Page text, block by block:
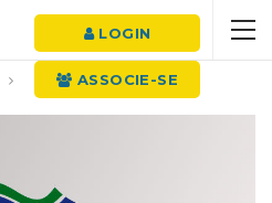
LOGIN
ASSOCIE-SE